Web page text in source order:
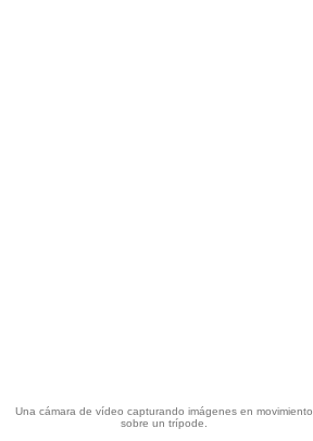
Una cámara de vídeo capturando imágenes en movimiento
sobre un trípode.